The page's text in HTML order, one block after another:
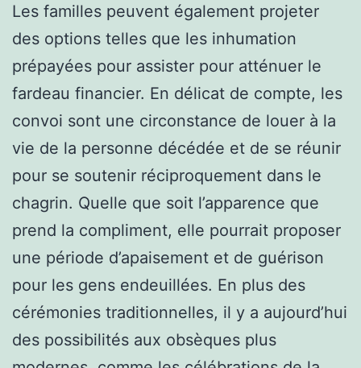
Les familles peuvent également projeter
des options telles que les inhumation
prépayées pour assister pour atténuer le
fardeau financier. En délicat de compte, les
convoi sont une circonstance de louer à la
vie de la personne décédée et de se réunir
pour se soutenir réciproquement dans le
chagrin. Quelle que soit l’apparence que
prend la compliment, elle pourrait proposer
une période d’apaisement et de guérison
pour les gens endeuillées. En plus des
cérémonies traditionnelles, il y a aujourd’hui
des possibilités aux obsèques plus